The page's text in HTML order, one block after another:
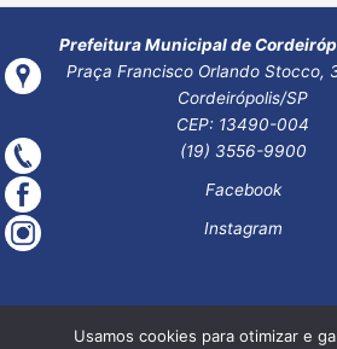
Prefeitura Municipal de
Praça Francisco Orlando Stocco,
Cordeirópolis/SP
CEP: 13490-004
(19) 3556-9900
Facebook
Instagram
Usamos cookies para otimizar e